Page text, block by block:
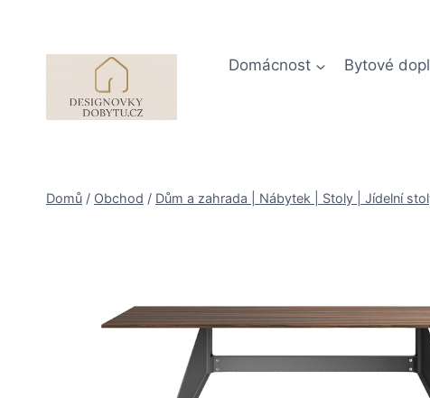
Domácnost Bytové
Domů / Obchod / Dům a zahrada | Nábytek | Stoly | Jídelní